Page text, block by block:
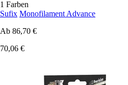
1 Farben
Sufix Monofilament Advance
Ab 86,70 €
70,06 €